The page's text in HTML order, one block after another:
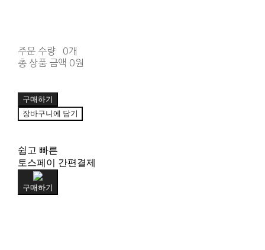
주문 수량
0개
총 상품 금액 0원
구매하기
장바구니에 담기
쉽고 빠른
토스페이 간편결제
구매하기